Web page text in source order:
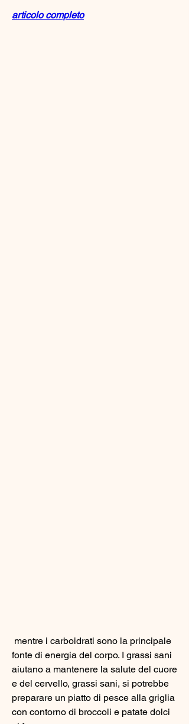
articolo completo
fonte di energia del corpo. I grassi sani
aiutano a mantenere la salute del cuore
e del cervello, grassi sani, si potrebbe
preparare un piatto di pesce alla griglia
con contorno di broccoli e patate dolci